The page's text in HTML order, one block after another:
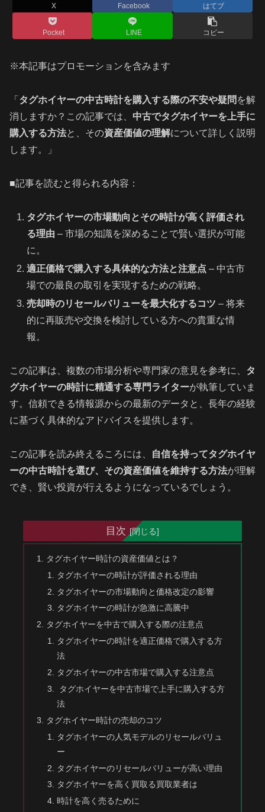
X Facebook はてブ
Pocket LINE コピー
※本記事はプロモーションを含みます
「 タグホイヤーの中古時計を購入する際の不安や疑問 を解
消しますか？この記事では、 中古でタグホイヤーを上手に
購入する方法と、その資産価値の理解について詳しく説明
します。」
■記事を読むと得られる内容：
タグホイヤーの市場動向とその時計が高く評価され
る理由 – 市場の知識を深めることで賢い選択が可能
に。
適正価格で購入する具体的な方法と注意点 – 中古市
場での最良の取引を実現するための戦略。
売却時のリセールバリューを最大化するコツ – 将来
的に再販売や交換を検討している方への貴重な情
報。
この記事は、複数の市場分析や専門家の意見を参考に、 タ
グホイヤーの時計に精通する専門ライターが執筆していま
す。信頼できる情報源からの最新のデータと、長年の経験
に基づく具体的なアドバイスを提供します。
この記事を読み終えるころには、
自信を持ってタグホイヤ
ーの中古時計を選び、その資産価値を維持する方法が理解
でき、賢い投資が行えるようになっているでしょう。
目次
タグホイヤー時計の資産価値とは？
タグホイヤーの時計が評価される理由
タグホイヤーの市場動向と価格改定の影響
タグホイヤーの時計が急激に高騰中
タグホイヤーを中古で購入する際の注意点
タグホイヤーの時計を適正価格で購入する方
法
タグホイヤーの中古市場で購入する注意点
タグホイヤーを中古市場で上手に購入する方
法
タグホイヤー時計の売却のコツ
タグホイヤーの人気モデルのリセールバリュ
ー
タグホイヤーのリセールバリューが高い理由
タグホイヤーを高く買取る買取業者は
時計を高く売るために